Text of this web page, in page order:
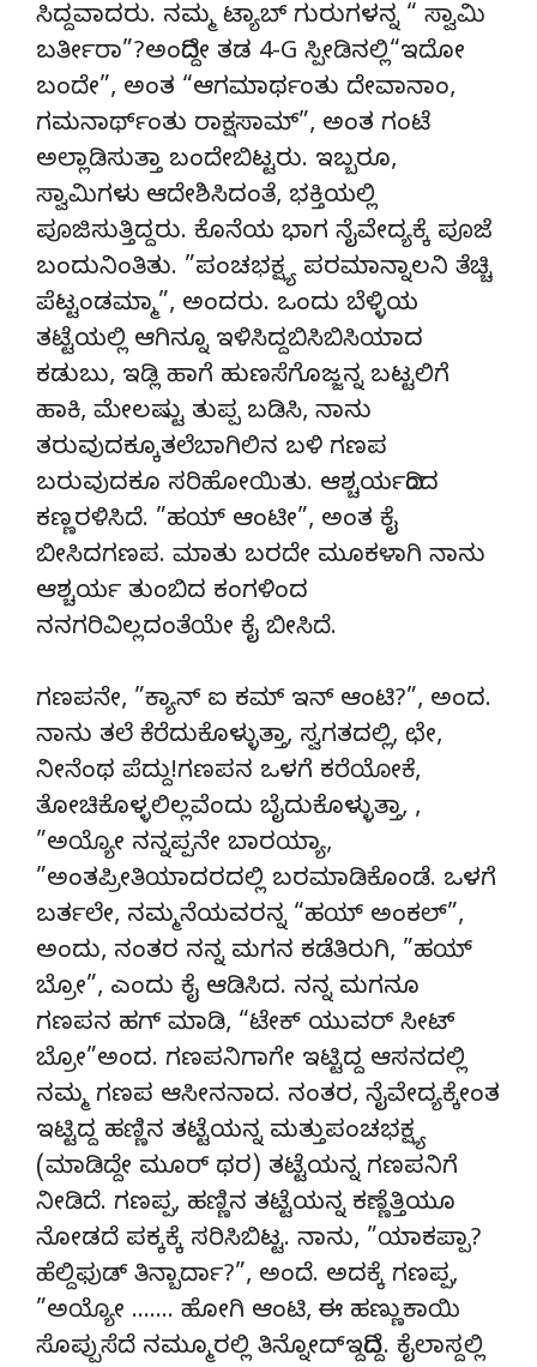
ಸಿದ್ದವಾದರು. ನಮ್ಮ ಟ್ಯಾಬ್ ಗುರುಗಳನ್ನ “ ಸ್ವಾಮಿ
ಬರ್ತೀರಾ”?ಅಂದಿದ್ದೇ ತಡ 4-G ಸ್ಪೀಡಿನಲ್ಲಿ“ಇದೋ
ಬಂದೇ”, ಅಂತ “ಆಗಮಾರ್ಥಂತು ದೇವಾನಾಂ,
ಗಮನಾರ್ಥ್ಂತು ರಾಕ್ಷಸಾಮ್”, ಅಂತ ಗಂಟೆ
ಅಲ್ಲಾಡಿಸುತ್ತಾ ಬಂದೇಬಿಟ್ಟರು. ಇಬ್ಬರೂ,
ಸ್ವಾಮಿಗಳು ಆದೇಶಿಸಿದಂತೆ, ಭಕ್ತಿಯಲ್ಲಿ
ಪೂಜಿಸುತ್ತಿದ್ದರು. ಕೊನೆಯ ಭಾಗ ನೈವೇದ್ಯಕ್ಕೆ ಪೂಜೆ
ಬಂದುನಿಂತಿತು. ”ಪಂಚಭಕ್ಷ್ಯ ಪರಮಾನ್ನಾಲನಿ ತೆಚ್ಚಿ
ಪೆಟ್ಟಂಡಮ್ಮಾ”, ಅಂದರು. ಒಂದು ಬೆಳ್ಳಿಯ
ತಟ್ಟೆಯಲ್ಲಿ ಆಗಿನ್ನೂ ಇಳಿಸಿದ್ದಬಿಸಿಬಿಸಿಯಾದ
ಕಡುಬು, ಇಡ್ಲಿ ಹಾಗೆ ಹುಣಸೆಗೊಜ್ಜನ್ನ ಬಟ್ಟಲಿಗೆ
ಹಾಕಿ, ಮೇಲಷ್ಟು ತುಪ್ಪ ಬಡಿಸಿ, ನಾನು
ತರುವುದಕ್ಕೂತಲೆಬಾಗಿಲಿನ ಬಳಿ ಗಣಪ
ಬರುವುದಕೂ ಸರಿಹೋಯಿತು. ಆಶ್ಚರ್ಯದಿಂದ
ಕಣ್ಣರಳಿಸಿದೆ. ”ಹಯ್ ಆಂಟೀ”, ಅಂತ ಕೈ
ಬೀಸಿದಗಣಪ. ಮಾತು ಬರದೇ ಮೂಕಳಾಗಿ ನಾನು
ಆಶ್ಚರ್ಯ ತುಂಬಿದ ಕಂಗಳಿಂದ
ನನಗರಿವಿಲ್ಲದಂತೆಯೇ ಕೈ ಬೀಸಿದೆ.
ಗಣಪನೇ, ”ಕ್ಯಾನ್ ಐ ಕಮ್ ಇನ್ ಆಂಟಿ?”, ಅಂದ.
ನಾನು ತಲೆ ಕೆರೆದುಕೊಳ್ಳುತ್ತಾ, ಸ್ವಗತದಲ್ಲಿ, ಛೇ,
ನೀನೆಂಥ ಪೆದ್ದು!ಗಣಪನ ಒಳಗೆ ಕರೆಯೋಕೆ,
ತೋಚಿಕೊಳ್ಳಲಿಲ್ಲವೆಂದು ಬೈದುಕೊಳ್ಳುತ್ತಾ, ,
”ಅಯ್ಯೋ ನನ್ನಪ್ಪನೇ ಬಾರಯ್ಯಾ,
”ಅಂತಪ್ರೀತಿಯಾದರದಲ್ಲಿ ಬರಮಾಡಿಕೊಂಡೆ. ಒಳಗೆ
ಬರ್ತಲೇ, ನಮ್ಮನೆಯವರನ್ನ “ಹಯ್ ಅಂಕಲ್”,
ಅಂದು, ನಂತರ ನನ್ನ ಮಗನ ಕಡೆತಿರುಗಿ, ”ಹಯ್
ಬ್ರೋ”, ಎಂದು ಕೈ ಆಡಿಸಿದ. ನನ್ನ ಮಗನೂ
ಗಣಪನ ಹಗ್ ಮಾಡಿ, “ಟೇಕ್ ಯುವರ್ ಸೀಟ್
ಬ್ರೋ”ಅಂದ. ಗಣಪನಿಗಾಗೇ ಇಟ್ಟಿದ್ದ ಆಸನದಲ್ಲಿ
ನಮ್ಮ ಗಣಪ ಆಸೀನನಾದ. ನಂತರ, ನೈವೇದ್ಯಕ್ಕೇಂತ
ಇಟ್ಟಿದ್ದ ಹಣ್ಣಿನ ತಟ್ಟೆಯನ್ನ ಮತ್ತುಪಂಚಭಕ್ಷ್ಯ
(ಮಾಡಿದ್ದೇ ಮೂರ್ ಥರ) ತಟ್ಟೆಯನ್ನ ಗಣಪನಿಗೆ
ನೀಡಿದೆ. ಗಣಪ್ಪ, ಹಣ್ಣಿನ ತಟ್ಟೆಯನ್ನ ಕಣ್ಣೆತ್ತಿಯೂ
ನೋಡದೆ ಪಕ್ಕಕ್ಕೆ ಸರಿಸಿಬಿಟ್ಟ. ನಾನು, ”ಯಾಕಪ್ಪಾ?
ಹೆಲ್ದಿಫುಡ್ ತಿನ್ಬಾರ್ದಾ?”, ಅಂದೆ. ಅದಕ್ಕೆ ಗಣಪ್ಪ,
”ಅಯ್ಯೋ ……. ಹೋಗಿ ಆಂಟಿ, ಈ ಹಣ್ಣುಕಾಯಿ
ಸೊಪ್ಪುಸೆದೆ ನಮ್ಮೂರಲ್ಲಿ ತಿನ್ನೋದ್ಇದ್ದಿದ್ದೆ. ಕೈಲಾಸ್ದಲ್ಲಿ